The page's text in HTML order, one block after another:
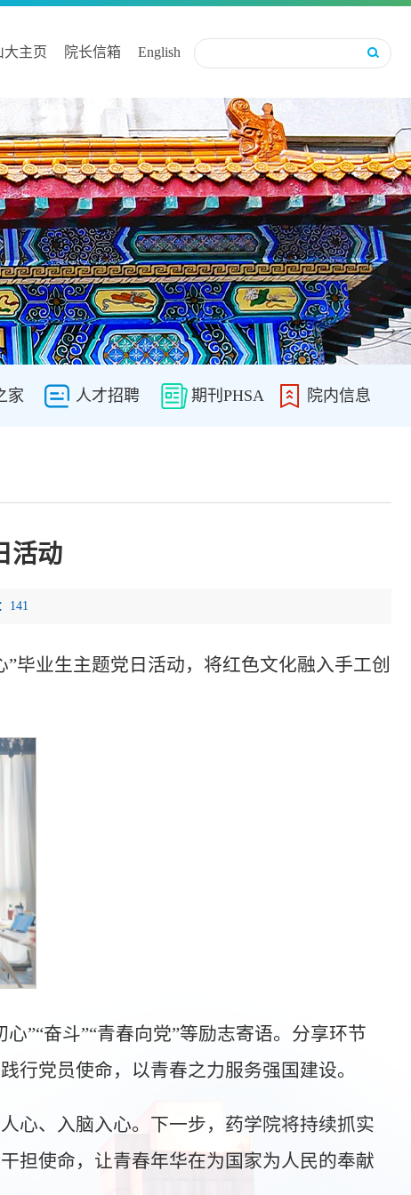
大主页 院长信箱 English
家 人才招聘 期刊PHSA 院内信息
活动
141
毕业生主题党日活动，将红色文化融入手工创
”“奋斗”“青春向党”等励志寄语。分享环节
行党员使命，以青春之力服务强国建设。
心、入脑入心。下一步，药学院将持续抓实
担使命，让青春年华在为国家为人民的奉献